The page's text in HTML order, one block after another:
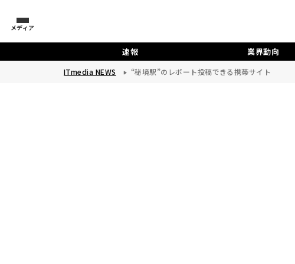
メディア
速報 業界動向
ITmedia NEWS “秘境駅”のレポート投稿できる携帯サイト